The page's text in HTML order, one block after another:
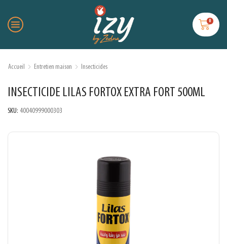
0
Accueil Entretien maison Insecticides
INSECTICIDE LILAS FORTOX EXTRA FORT 500ML
SKU: 40040999000303